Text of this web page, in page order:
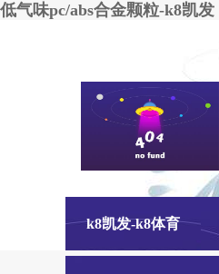
低气味pc/abs合金颗粒-k8凯发
k8凯发-k8体育